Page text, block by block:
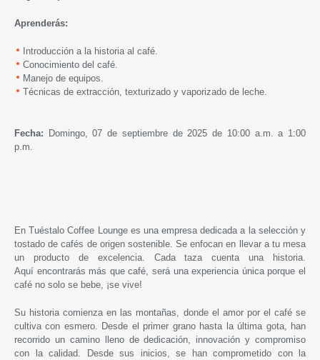
Aprenderás:
Introducción a la historia al café.
Conocimiento del café.
Manejo de equipos.
Técnicas de extracción, texturizado y vaporizado de leche.
Fecha: Domingo, 07 de septiembre de 2025 de 10:00 a.m. a 1:00
p.m.
En Tuéstalo Coffee Lounge es una empresa dedicada a la selección y
tostado de cafés de origen sostenible. Se enfocan en llevar a tu mesa
un producto de excelencia. Cada taza cuenta una historia.
Aquí encontrarás más que café, será una experiencia única porque el
café no solo se bebe, ¡se vive!
Su historia comienza en las montañas, donde el amor por el café se
cultiva con esmero. Desde el primer grano hasta la última gota, han
recorrido un camino lleno de dedicación, innovación y compromiso
con la calidad. Desde sus inicios, se han comprometido con la